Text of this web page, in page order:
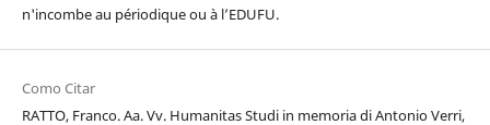
n'incombe au périodique ou à l’EDUFU.
Como Citar
RATTO, Franco. Aa. Vv. Humanitas Studi in memoria di Antonio Verri,